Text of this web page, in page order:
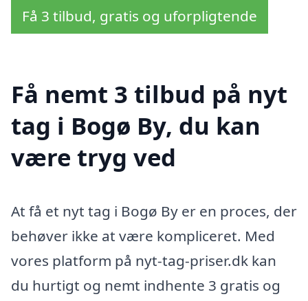
Få 3 tilbud, gratis og uforpligtende
Få nemt 3 tilbud på nyt
tag i Bogø By, du kan
være tryg ved
At få et nyt tag i Bogø By er en proces, der
behøver ikke at være kompliceret. Med
vores platform på nyt-tag-priser.dk kan
du hurtigt og nemt indhente 3 gratis og